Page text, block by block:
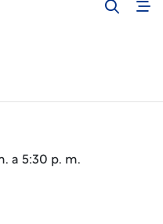
a 5:30 p. m.